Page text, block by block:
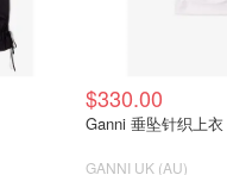
$330.00
Ganni 垂坠针织上
GANNI UK (AU)